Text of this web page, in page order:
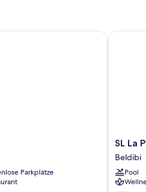
Parkplätze
SL
La
Perla
Hotel
Kemer
SL La
Beldibi
Pool
SL La